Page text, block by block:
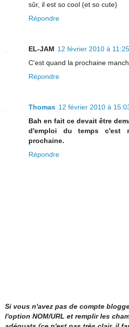
sûr, il est so cool (et so cute)
Répondre
EL-JAM 12 février 2010 à 11:25
C'est quand la prochaine
Répondre
Thomas 12 février 2010 à
Bah en fait ce devait être
d'emploi du temps c'est
prochaine.
Répondre
Si vous n'avez pas de compte
l'option NOM/URL et remplir les